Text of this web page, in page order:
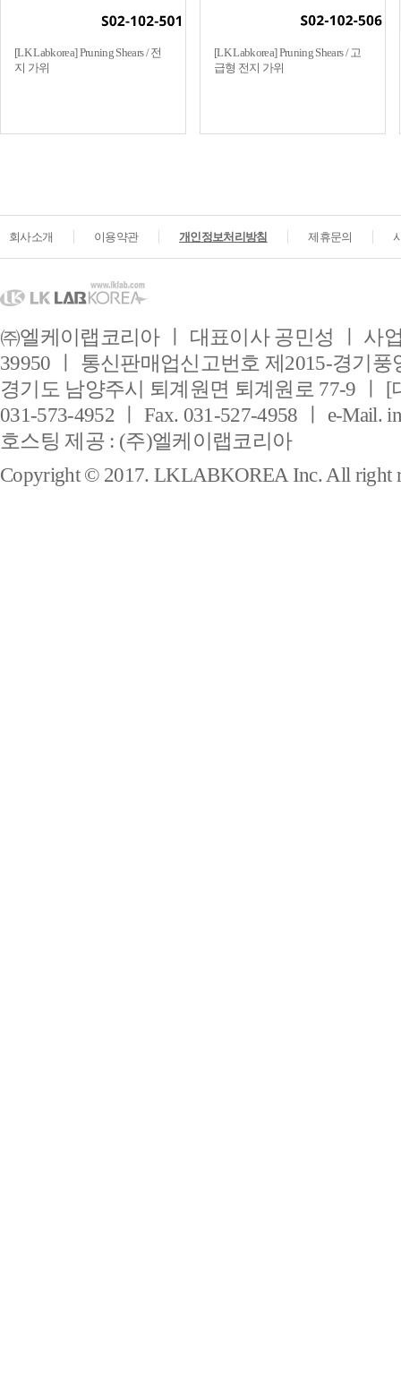
[LK Labkorea] Pruning Shears / 전
지 가위
[LK Labkorea] Pruning Shears / 고
급형 전지 가위
회사소개 이용약관 개인정보처리방침 제휴문의
㈜엘케이랩코리아 ㅣ 대표이사 공민성 ㅣ 사
39950 ㅣ 통신판매업신고번호 제2015-경기풍
경기도 남양주시 퇴계원면 퇴계원로 77-9 ㅣ [
031-573-4952 ㅣ Fax. 031-527-4958 ㅣ e-Mail.
호스팅 제공 : (주)엘케이랩코리아
Copyright © 2017. LKLABKOREA Inc. All right